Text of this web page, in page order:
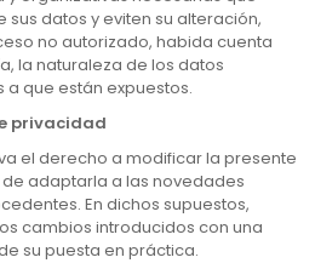
datos y eviten su alteración,
no autorizado, habida cuenta
la naturaleza de los datos
que están expuestos.
privacidad
el derecho a modificar la presente
adaptarla a las novedades
En dichos supuestos,
cambios introducidos con una
su puesta en práctica.